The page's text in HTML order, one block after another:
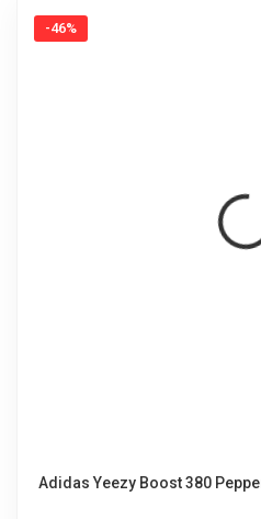
-46%
Adidas Yeezy Boost 380